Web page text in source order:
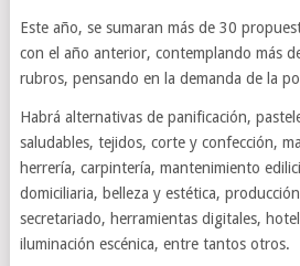
Este año, se sumaran más de 30
con el año anterior, contemplando más
rubros, pensando en la demanda de la
Habrá alternativas de panificación,
saludables, tejidos, corte y confección,
herrería, carpintería, mantenimiento
domiciliaria, belleza y estética,
secretariado, herramientas digitales,
iluminación escénica, entre tantos otros.